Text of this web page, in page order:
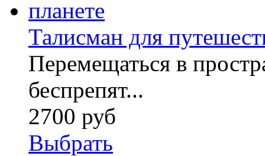
Талисман для
Перемещаться в
беспрепят...
2700 руб
Выбрать